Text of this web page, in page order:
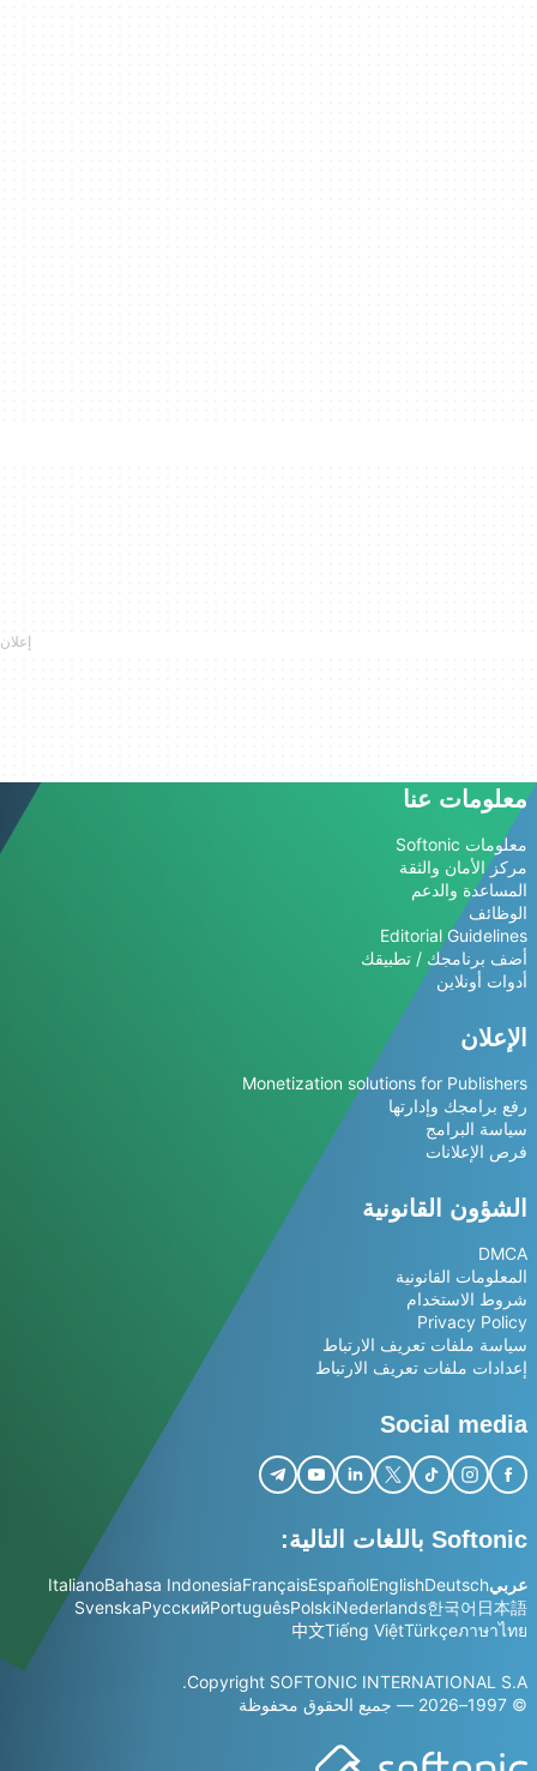
معلومات عنا
معلومات Softonic
مركز الأمان والثقة
المساعدة والدعم
الوظائف
Editorial Guidelines
أضف برنامجك / تطبيقك
أدوات أونلاين
الإعلان
Monetization solutions for Publishers
رفع برامجك وإدارتها
سياسة البرامج
فرص الإعلانات
الشؤون القانونية
DMCA
المعلومات القانونية
شروط الاستخدام
Privacy Policy
سياسة ملفات تعريف الارتباط
إعدادات ملفات تعريف الارتباط
Social media
Softonic باللغات التالية:
عربيDeutsch
English
Español
Français
Bahasa Indonesia
Italiano
日本語
한국어
Nederlands
Polski
Português
Русский
Svenska
ภาษาไทย
Türkçe
Tiếng Việt
中文
Copyright SOFTONIC INTERNATIONAL S.A.
© 1997–2026 — جميع الحقوق محفوظة